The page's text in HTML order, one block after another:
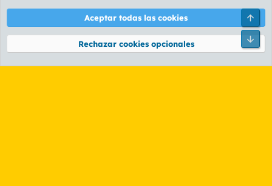
Términos y reglas Política de privacidad Ayuda
Community platform by XenForo® © 2010-2026 XenForo Ltd.
Aceptar todas las cookies
Rechazar cookies opcionales
Pie